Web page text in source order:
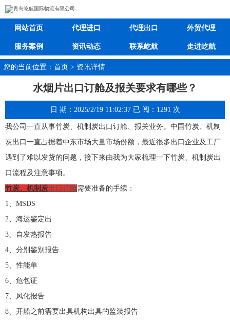
网站首页 代理进口 代理出口 外贸代理
服务案例 资讯动态 联系屹航 走进屹航
您的当前位置：首页 > 资讯详情
水烟片出口订舱及报关要求有哪些？
日 期：2025/2/19 11:02:37 已 阅：1291 次
我公司一直从事竹炭、机制炭出口订舱、报关业务。中国竹炭、机制
炭出口一直占据着中东市场大量市场份额，最近很多出口企业及工厂
遇到了难以发货的问题，接下来由我为大家梳理一下竹炭、机制炭出
口流程及注意事项。
竹炭、机制炭出口订舱需要准备的手续：
1、MSDS
2、海运鉴定出
3、自发热报告
4、分别鉴别报告
5、性能单
6、危包证
7、风化报告
8、开船之前需要出具机构出具的监装报告